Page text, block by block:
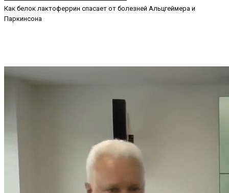
Как белок лактоферрин спасает от болезней Альцгеймера и
Паркинсона